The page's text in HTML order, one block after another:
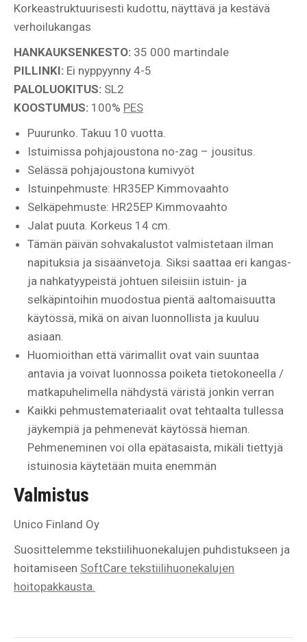
Korkeastruktuurisesti kudottu, näyttävä ja kestävä
verhoilukangas
HANKAUKSENKESTO: 35 000 martindale
PILLINKI: Ei nyppyynny 4-5
PALOLUOKITUS: SL2
KOOSTUMUS: 100% PES
Puurunko. Takuu 10 vuotta.
Istuimissa pohjajoustona no-zag – jousitus.
Selässä pohjajoustona kumivyöt
Istuinpehmuste: HR35EP Kimmovaahto
Selkäpehmuste: HR25EP Kimmovaahto
Jalat puuta. Korkeus 14 cm.
Tämän päivän sohvakalustot valmistetaan ilman
napituksia ja sisäänvetoja. Siksi saattaa eri kangas-
ja nahkatyypeistä johtuen sileisiin istuin- ja
selkäpintoihin muodostua pientä aaltomaisuutta
käytössä, mikä on aivan luonnollista ja kuuluu
asiaan.
Huomioithan että värimallit ovat vain suuntaa
antavia ja voivat luonnossa poiketa tietokoneella /
matkapuhelimella nähdystä väristä jonkin verran
Kaikki pehmustemateriaalit ovat tehtaalta tullessa
jäykempiä ja pehmenevät käytössä hieman.
Pehmeneminen voi olla epätasaista, mikäli tiettyjä
istuinosia käytetään muita enemmän
Valmistus
Unico Finland Oy
Suosittelemme tekstiilihuonekalujen puhdistukseen ja
hoitamiseen SoftCare tekstiilihuonekalujen
hoitopakkausta.